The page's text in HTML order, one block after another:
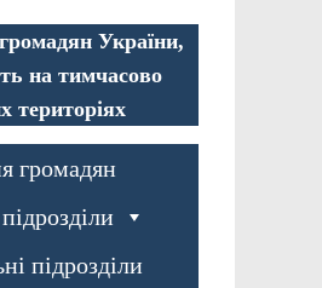
України,
на тимчасово
територіях
громадян
підрозділи